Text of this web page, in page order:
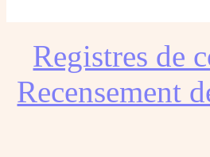
Registres de
Recensement